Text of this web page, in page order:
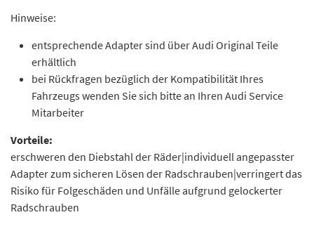
Hinweise:
entsprechende Adapter sind über Audi Original Teile
erhältlich
bei Rückfragen bezüglich der Kompatibilität Ihres
Fahrzeugs wenden Sie sich bitte an Ihren Audi Service
Mitarbeiter
Vorteile:
erschweren den Diebstahl der Räder|individuell angepasster
Adapter zum sicheren Lösen der Radschrauben|verringert das
Risiko für Folgeschäden und Unfälle aufgrund gelockerter
Radschrauben